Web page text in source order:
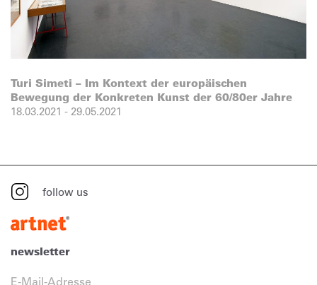
Turi Simeti – Im Kontext der europäischen
Bewegung der Konkreten Kunst der 60/80er Jahre
18.03.2021 - 29.05.2021
follow us
newsletter